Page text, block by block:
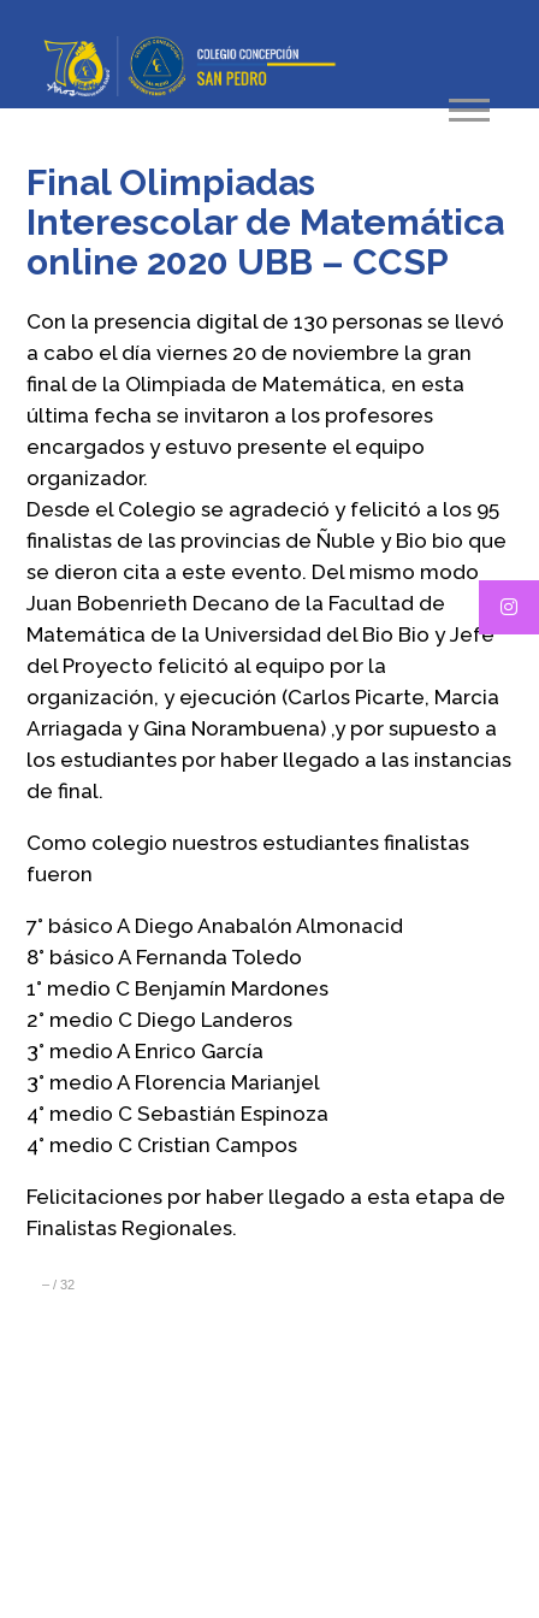
Final Olimpiadas
Interescolar de Matemática
online 2020 UBB – CCSP
Con la presencia digital de 130 personas se llevó
a cabo el día viernes 20 de noviembre la gran
final de la Olimpiada de Matemática, en esta
última fecha se invitaron a los profesores
encargados y estuvo presente el equipo
organizador.
Desde el Colegio se agradeció y felicitó a los 95
finalistas de las provincias de Ñuble y Bio bio que
se dieron cita a este evento. Del mismo modo
Juan Bobenrieth Decano de la Facultad de
Matemática de la Universidad del Bio Bio y Jefe
del Proyecto felicitó al equipo por la
organización, y ejecución (Carlos Picarte, Marcia
Arriagada y Gina Norambuena) ,y por supuesto a
los estudiantes por haber llegado a las instancias
de final.
Como colegio nuestros estudiantes finalistas
fueron
7° básico A Diego Anabalón Almonacid
8° básico A Fernanda Toledo
1° medio C Benjamín Mardones
2° medio C Diego Landeros
3° medio A Enrico García
3° medio A Florencia Marianjel
4° medio C Sebastián Espinoza
4° medio C Cristian Campos
Felicitaciones por haber llegado a esta etapa de
Finalistas Regionales.
– /32